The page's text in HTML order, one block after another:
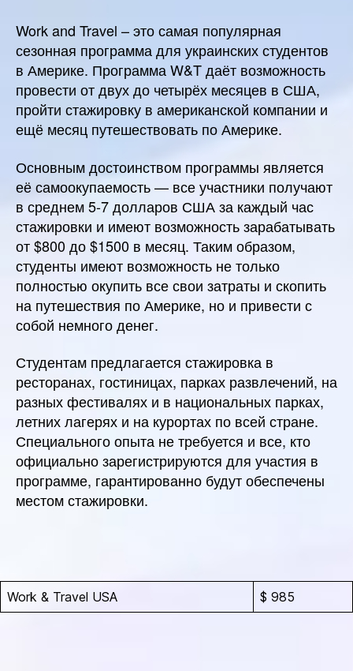
Work and Travel – это самая популярная
сезонная программа для украинских студентов
в Америке. Программа W&T даёт возможность
провести от двух до четырёх месяцев в США,
пройти стажировку в американской компании и
ещё месяц путешествовать по Америке.
Основным достоинством программы является
её самоокупаемость — все участники получают
в среднем 5-7 долларов США за каждый час
стажировки и имеют возможность зарабатывать
от $800 до $1500 в месяц. Таким образом,
студенты имеют возможность не только
полностью окупить все свои затраты и скопить
на путешествия по Америке, но и привести с
собой немного денег.
Студентам предлагается стажировка в
ресторанах, гостиницах, парках развлечений, на
разных фестивалях и в национальных парках,
летних лагерях и на курортах по всей стране.
Специального опыта не требуется и все, кто
официально зарегистрируются для участия в
программе, гарантированно будут обеспечены
местом стажировки.
Work & Travel USA $ 985